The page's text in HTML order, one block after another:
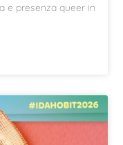
e presenza queer in